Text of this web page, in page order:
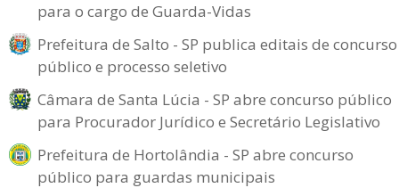
para o cargo de Guarda-Vidas
Prefeitura de Salto - SP publica editais de concurso
público e processo seletivo
Câmara de Santa Lúcia - SP abre concurso público
para Procurador Jurídico e Secretário Legislativo
Prefeitura de Hortolândia - SP abre concurso
público para guardas municipais